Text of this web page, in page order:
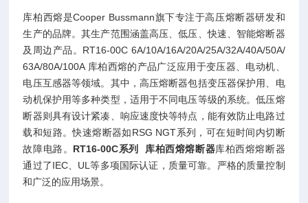
库柏西熔是Cooper Bussmann旗下专注于高压熔断器研发和
生产的品牌。其生产范围涵盖高压、低压、快速、智能熔断器
及周边产品。RT16-00C 6A/10A/16A/20A/25A/32A/40A/50A/
63A/80A/100A 库柏西熔的产品广泛应用于变压器、电动机、
电压互感器等领域。其中，高压熔断器包括变压器保护用、电
动机保护用等多种类型，适用于不同电压等级的系统。低压熔
断器则具有设计紧凑、响应速度快等特点，能有效防止电路过
载和短路。快速熔断器如RSG NGT系列，可在短时间内切断
故障电路。 RT16-00C系列 库柏西熔熔断器库柏西熔熔断器
通过了IEC、UL等多项国际认证，质量可靠。严格的质量控制
和广泛的应用场景。